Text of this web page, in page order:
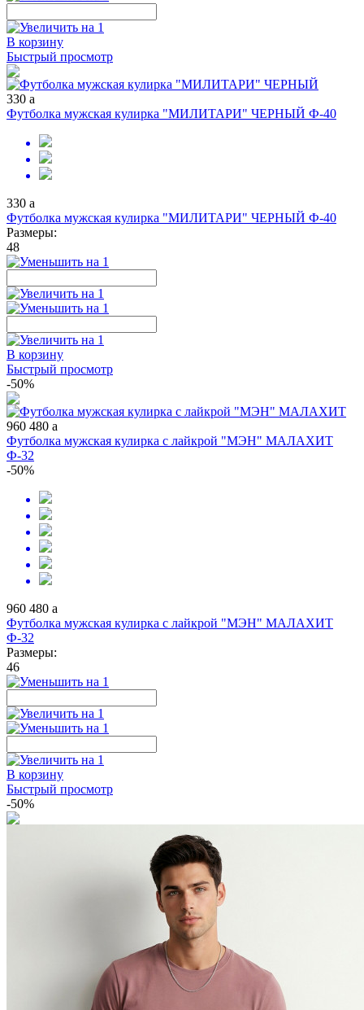
В корзину
Быстрый просмотр
330 a
Футболка мужская кулирка "МИЛИТАРИ" ЧЕРНЫЙ Ф-40
330 a
Футболка мужская кулирка "МИЛИТАРИ" ЧЕРНЫЙ Ф-40
Размеры:
48
В корзину
Быстрый просмотр
-50%
960 480 a
Футболка мужская кулирка с лайкрой "МЭН" МАЛАХИТ
Ф-32
-50%
960 480 a
Футболка мужская кулирка с лайкрой "МЭН" МАЛАХИТ
Ф-32
Размеры:
46
В корзину
Быстрый просмотр
-50%